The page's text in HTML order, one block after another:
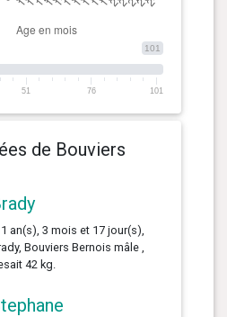
101
51 76 101
de Bouviers
an(s), 3 mois et 17 jour(s),
Bouviers Bernois mâle ,
42 kg.